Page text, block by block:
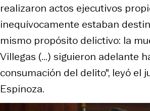
realizaron actos ejecutivos
inequívocamente estaban
mismo propósito delictivo: la
Villegas (...) siguieron adelante
consumación del delito", leyó el
Espinoza.